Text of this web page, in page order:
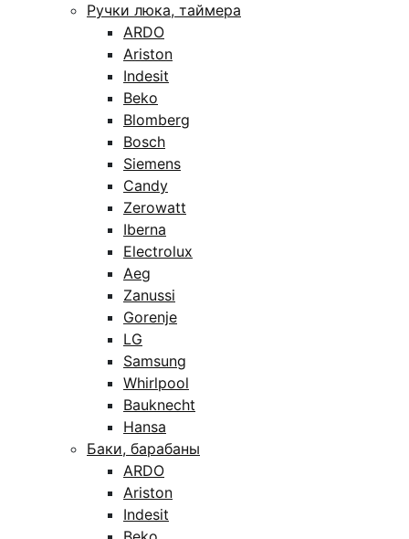
Ручки люка, таймера
ARDO
Ariston
Indesit
Beko
Blomberg
Bosch
Siemens
Candy
Zerowatt
Iberna
Electrolux
Aeg
Zanussi
Gorenje
LG
Samsung
Whirlpool
Bauknecht
Hansa
Баки, барабаны
ARDO
Ariston
Indesit